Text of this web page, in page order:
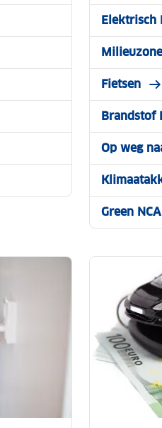
Elektrisch
Fietsen
Brandstof
Op weg
Green